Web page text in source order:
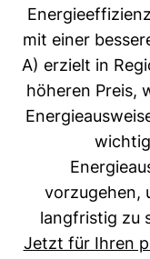
mit einer
A) erzielt in
höheren Preis,
vorzugehen,
langfristig zu
Jetzt für Ihren